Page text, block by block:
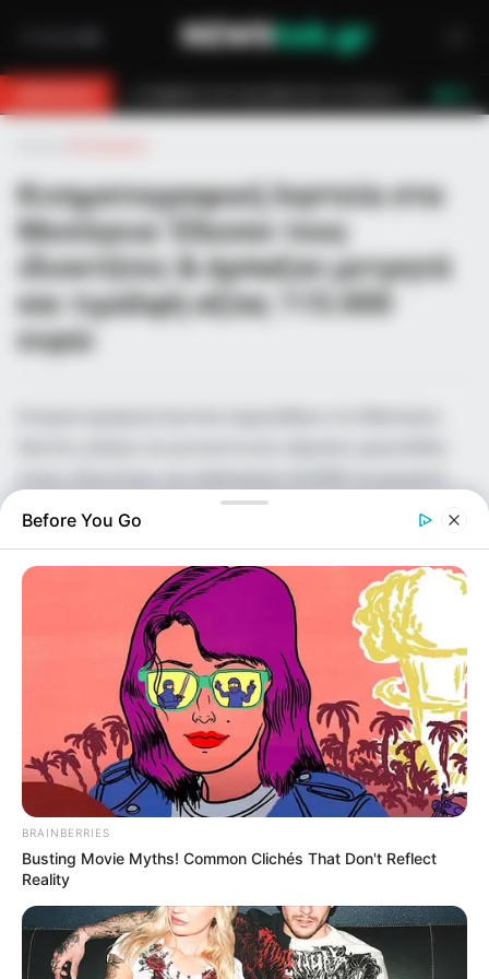
Κινηματογραφική ληστεία στα
Μεσόγεια: Έδεσαν τους
ιδιοκτήτες & άρπαξαν μετρητά
και τιμαλφή αξίας 115.000
ευρώ
και τιμαλφή αξίας περίπου 50.000€. Συγκεκριμένα,
μπήκαν από ανασφάλιστη μπαλκονόπορτα σε ισόγειο
μονοκατοικίας που βρίσκεται…
Before You Go
BRAINBERRIES
Busting Movie Myths! Common Clichés That Don't Reflect
Reality